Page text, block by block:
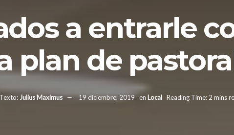
a entrarle
plan de
Texto: Julius Maximus 19 diciembre, 2019 en Local Reading Time: 2 mins